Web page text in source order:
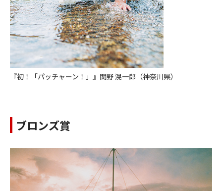
『初！「パッチャーン！」』関野 滉一郎（神奈川県）
ブロンズ賞